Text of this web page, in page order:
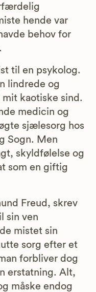
hende var
behov for
til en psykolog.
lindrede og
kaotiske sind.
medicin og
sjælesorg hos
Sogn. Men
skyldfølelse og
som en giftig
Freud, skrev
sin ven
mistet sin
sorg efter et
forbliver dog
erstatning. Alt,
måske endog